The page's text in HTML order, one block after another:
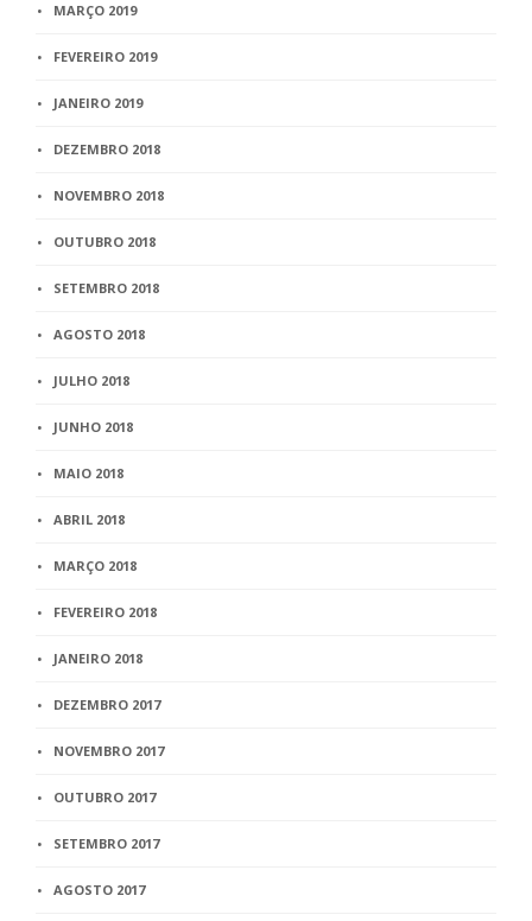
MARÇO 2019
FEVEREIRO 2019
JANEIRO 2019
DEZEMBRO 2018
NOVEMBRO 2018
OUTUBRO 2018
SETEMBRO 2018
AGOSTO 2018
JULHO 2018
JUNHO 2018
MAIO 2018
ABRIL 2018
MARÇO 2018
FEVEREIRO 2018
JANEIRO 2018
DEZEMBRO 2017
NOVEMBRO 2017
OUTUBRO 2017
SETEMBRO 2017
AGOSTO 2017